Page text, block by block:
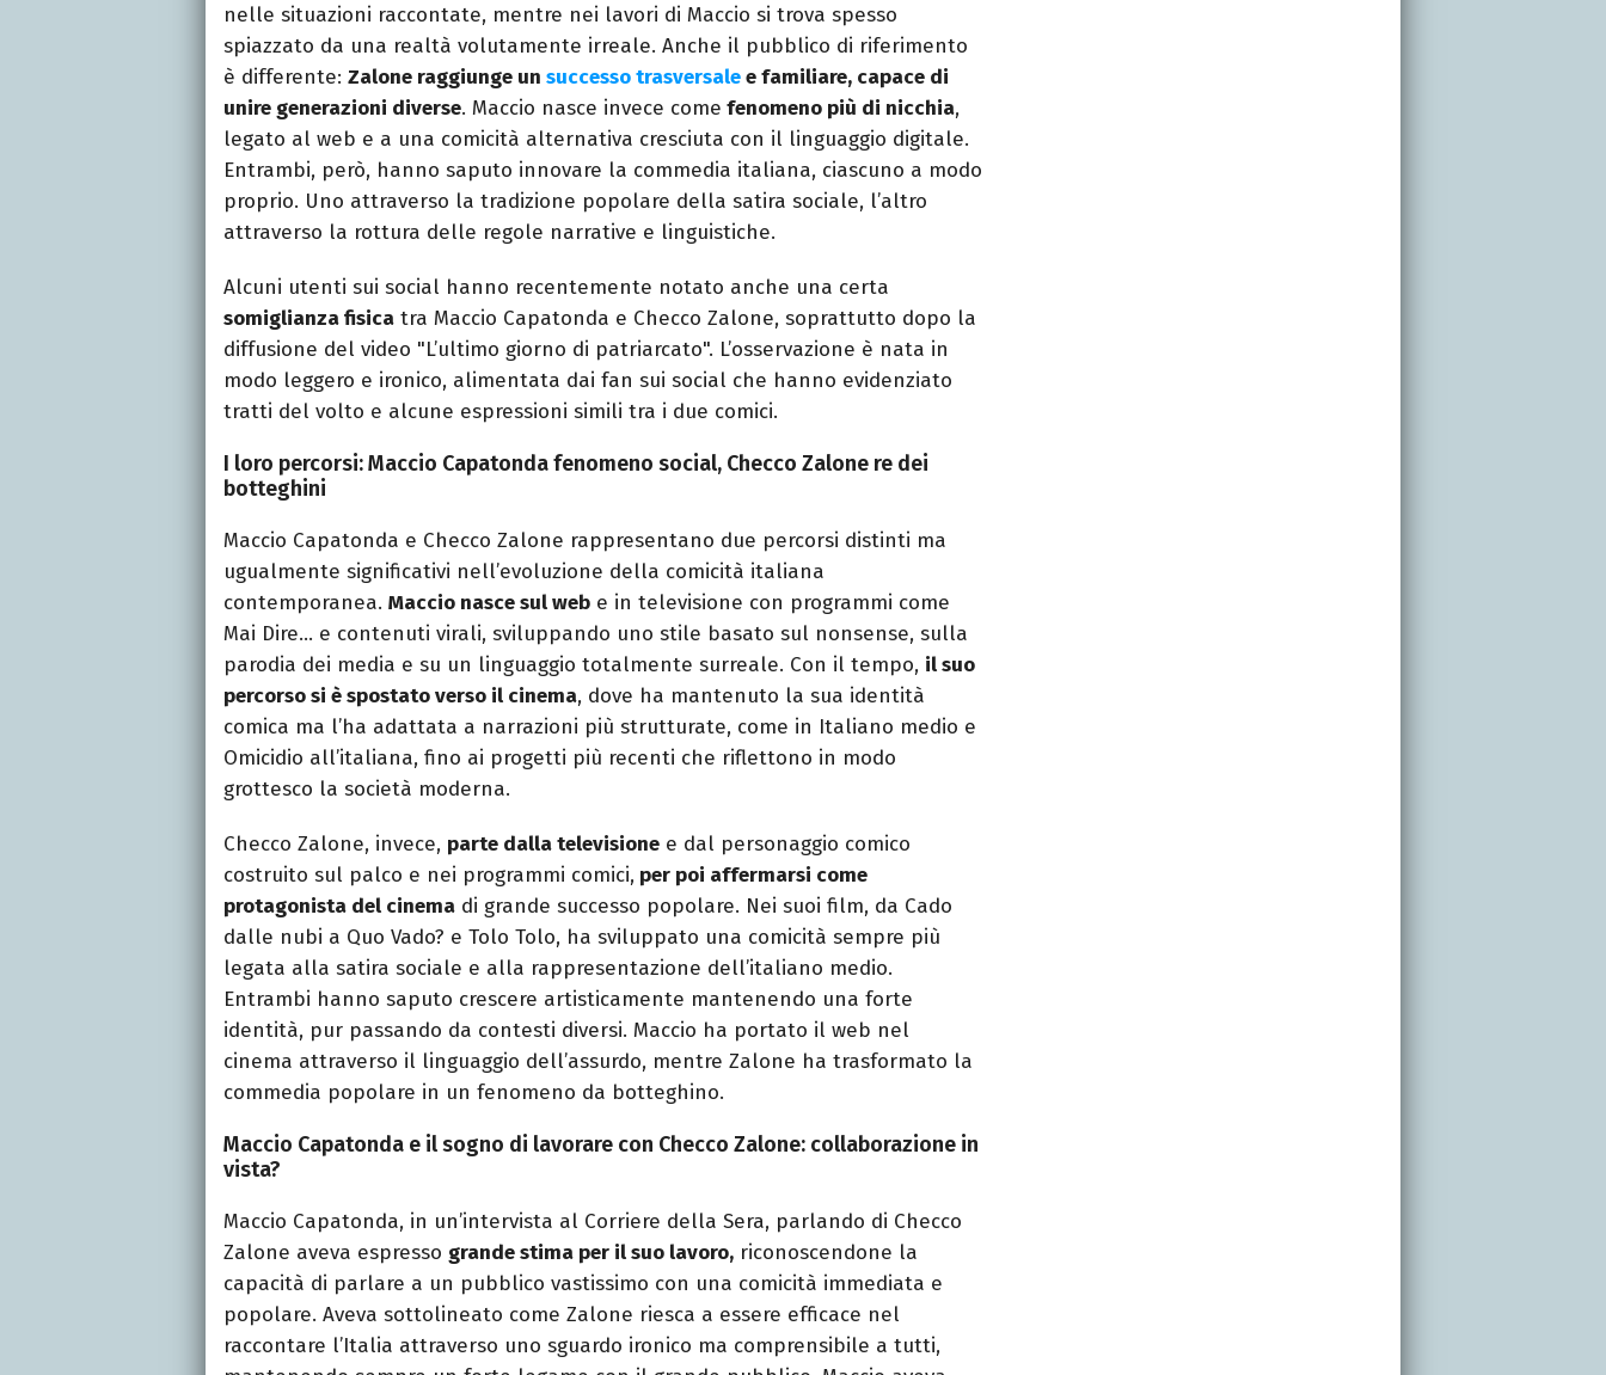
nelle situazioni raccontate, mentre nei lavori di Maccio si trova spesso
spiazzato da una realtà volutamente irreale. Anche il pubblico di riferimento
è differente: Zalone raggiunge un successo trasversalee familiare, capace di
unire generazioni diverse. Maccio nasce invece come fenomeno più di nicchia,
legato al web e a una comicità alternativa cresciuta con il linguaggio digitale.
Entrambi, però, hanno saputo innovare la commedia italiana, ciascuno a modo
proprio. Uno attraverso la tradizione popolare della satira sociale, l’altro
attraverso la rottura delle regole narrative e linguistiche.
Alcuni utenti sui social hanno recentemente notato anche una certa
somiglianza fisica tra Maccio Capatonda e Checco Zalone, soprattutto dopo la
diffusione del video "L’ultimo giorno di patriarcato". L’osservazione è nata in
modo leggero e ironico, alimentata dai fan sui social che hanno evidenziato
tratti del volto e alcune espressioni simili tra i due comici.
I loro percorsi: Maccio Capatonda fenomeno social, Checco Zalone re dei
botteghini
Maccio Capatonda e Checco Zalone rappresentano due percorsi distinti ma
ugualmente significativi nell’evoluzione della comicità italiana
contemporanea. Maccio nasce sul web e in televisione con programmi come
Mai Dire… e contenuti virali, sviluppando uno stile basato sul nonsense, sulla
parodia dei media e su un linguaggio totalmente surreale. Con il tempo, il suo
percorso si è spostato verso il cinema, dove ha mantenuto la sua identità
comica ma l’ha adattata a narrazioni più strutturate, come in Italiano medio e
Omicidio all’italiana, fino ai progetti più recenti che riflettono in modo
grottesco la società moderna.
Checco Zalone, invece, parte dalla televisione e dal personaggio comico
costruito sul palco e nei programmi comici, per poi affermarsi come
protagonista del cinema di grande successo popolare. Nei suoi film, da Cado
dalle nubi a Quo Vado? e Tolo Tolo, ha sviluppato una comicità sempre più
legata alla satira sociale e alla rappresentazione dell’italiano medio.
Entrambi hanno saputo crescere artisticamente mantenendo una forte
identità, pur passando da contesti diversi. Maccio ha portato il web nel
cinema attraverso il linguaggio dell’assurdo, mentre Zalone ha trasformato la
commedia popolare in un fenomeno da botteghino.
Maccio Capatonda e il sogno di lavorare con Checco Zalone: collaborazione in
vista?
Maccio Capatonda, in un’intervista al Corriere della Sera, parlando di Checco
Zalone aveva espresso grande stima per il suo lavoro, riconoscendone la
capacità di parlare a un pubblico vastissimo con una comicità immediata e
popolare. Aveva sottolineato come Zalone riesca a essere efficace nel
raccontare l’Italia attraverso uno sguardo ironico ma comprensibile a tutti,